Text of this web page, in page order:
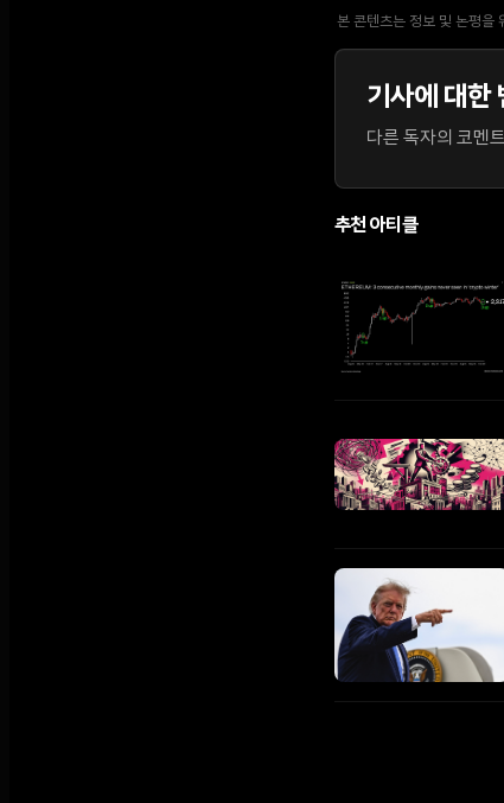
본 콘텐츠는 정보 및 논평을
기사에 대한
다른 독자의 코멘
추천 아티클